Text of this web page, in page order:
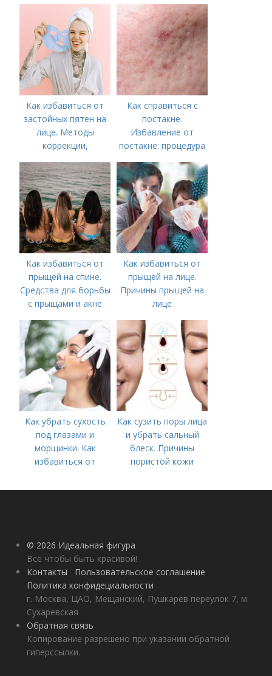
Как избавиться от
застойных пятен на
лице. Методы
коррекции,
акне и удаления
рубцов и шрамов
постакне
Как справиться с
постакне.
Избавление от
постакне: процедура
Как избавиться от
прыщей на спине.
Средства для борьбы
с прыщами и акне
Как избавиться от
прыщей на лице.
Причины прыщей на
лице
Как убрать сухость
под глазами и
морщинки. Как
избавиться от
косметологические
Как сузить поры лица
и убрать сальный
блеск. Причины
пористой кожи
© 2026 Идеальная фигура
Всё чтобы быть красивой!
Контакты
Пользовательское соглашение
Политика конфидециальности
г. Москва, ЦАО, Мещанский, Пушкарев переулок 7, м.
Сухаревская
Обратная связь
Копирование разрешено при указании обратной
гиперссылки.